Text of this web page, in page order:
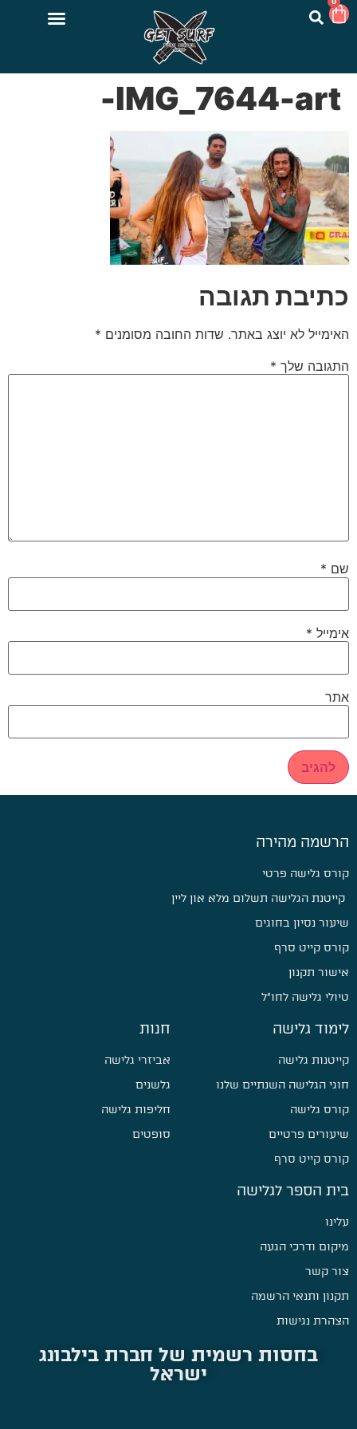
IMG_7644-art-
כתיבת תגובה
האימייל לא יוצג באתר. שדות החובה מסומנים *
התגובה שלך *
שם *
אימייל *
אתר
הרשמה מהירה
קורס גלישה פרטי
קייטנת הגלישה תשלום מלא און ליין
שיעור נסיון בחוגים
קורס קייט סרף
אישור תקנון
טיולי גלישה לחו״ל
לימוד גלישה
קייטנות גלישה
חוגי הגלישה השנתיים שלנו
קורס גלישה
שיעורים פרטיים
קורס קייט סרף
חנות
אביזרי גלישה
גלשנים
חליפות גלישה
סופטים
בית הספר לגלישה
עלינו
מיקום ודרכי הגעה
צור קשר
תקנון ותנאי הרשמה
הצהרת נגישות
בחסות רשמית של חברת בילבונג
ישראל